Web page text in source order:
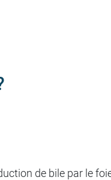
de bile par le